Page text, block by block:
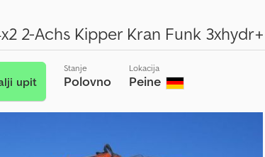
2-Achs Kipper Kran Funk 3xhydr+
upit
Stanje
Polovno
Lokacija
Peine